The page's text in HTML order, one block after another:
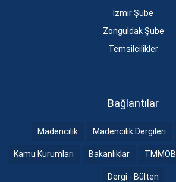
İzmir Şube
Zonguldak Şube
Temsilcilikler
Bağlantılar
Madencilik Madencilik Dergileri
Kamu Kurumları Bakanlıklar TMMOB
Dergi - Bülten